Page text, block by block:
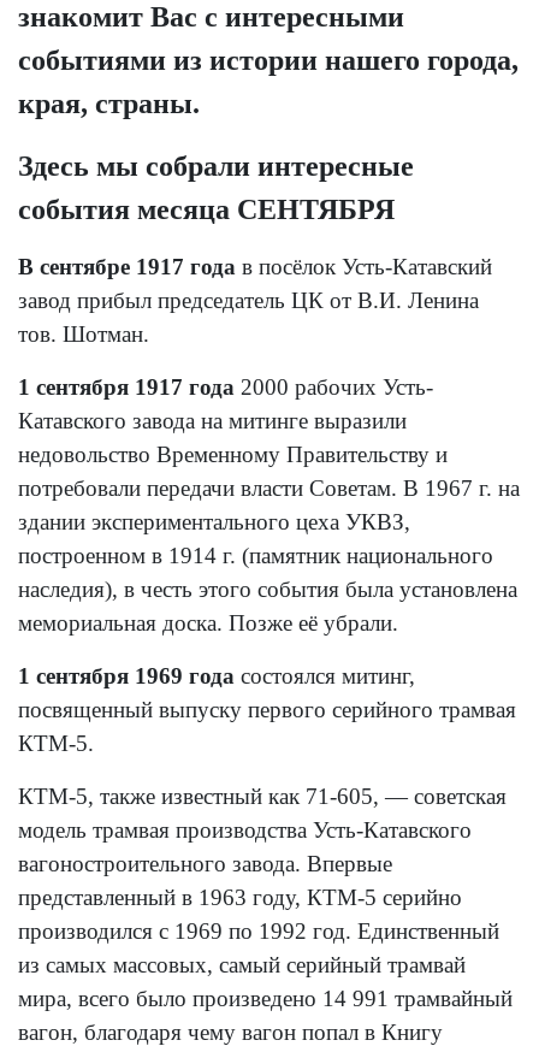
знакомит Вас с интересными
событиями из истории нашего города,
края, страны.
Здесь мы собрали интересные
события месяца СЕНТЯБРЯ
В сентябре 1917 года в посёлок Усть-Катавский
завод прибыл председатель ЦК от В.И. Ленина
тов. Шотман.
1 сентября 1917 года 2000 рабочих Усть-
Катавского завода на митинге выразили
недовольство Временному Правительству и
потребовали передачи власти Советам. В 1967 г. на
здании экспериментального цеха УКВЗ,
построенном в 1914 г. (памятник национального
наследия), в честь этого события была установлена
мемориальная доска. Позже её убрали.
1 сентября 1969 года состоялся митинг,
посвященный выпуску первого серийного трамвая
КТМ-5.
КТМ-5, также известный как 71-605, — советская
модель трамвая производства Усть-Катавского
вагоностроительного завода. Впервые
представленный в 1963 году, КТМ-5 серийно
производился с 1969 по 1992 год. Единственный
из самых массовых, самый серийный трамвай
мира, всего было произведено 14 991 трамвайный
вагон, благодаря чему вагон попал в Книгу